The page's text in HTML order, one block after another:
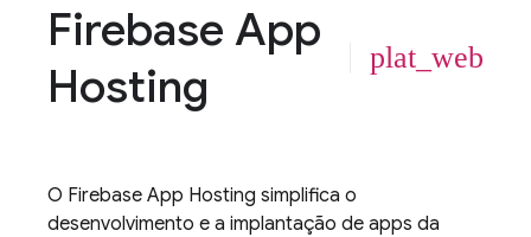
Firebase App
Hosting
plat_web
O Firebase App Hosting simplifica o
desenvolvimento e a implantação de apps da